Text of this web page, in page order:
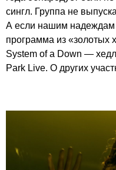
сингл. Группа не
А если нашим
программа из «золотых
System of a Down —
Park Live. О других